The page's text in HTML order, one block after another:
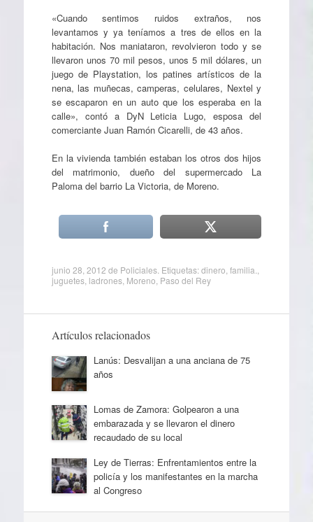
«Cuando sentimos ruidos extraños, nos
levantamos y ya teníamos a tres de ellos en la
habitación. Nos maniataron, revolvieron todo y se
llevaron unos 70 mil pesos, unos 5 mil dólares, un
juego de Playstation, los patines artísticos de la
nena, las muñecas, camperas, celulares, Nextel y
se escaparon en un auto que los esperaba en la
calle», contó a DyN Leticia Lugo, esposa del
comerciante Juan Ramón Cicarelli, de 43 años.
En la vivienda también estaban los otros dos hijos
del matrimonio, dueño del supermercado La
Paloma del barrio La Victoria, de Moreno.
junio 28, 2012 de Policiales. Etiquetas:dinero familia.
juguetes, ladrones, Moreno Paso del Rey
Artículos relacionados
Lanús: Desvalijan a una anciana de 75
años
Lomas de Zamora: Golpearon a una
embarazada y se llevaron el dinero
recaudado de su local
Ley de Tierras: Enfrentamientos entre la
policía y los manifestantes en la marcha
al Congreso